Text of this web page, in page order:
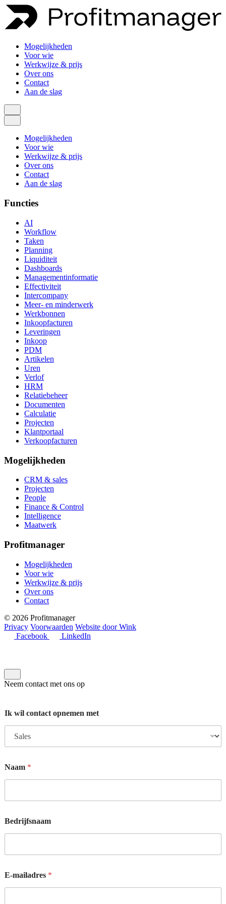
Mogelijkheden
Voor wie
Werkwijze & prijs
Over ons
Contact
Aan de slag
Mogelijkheden
Voor wie
Werkwijze & prijs
Over ons
Contact
Aan de slag
Functies
AI
Workflow
Taken
Planning
Liquiditeit
Dashboards
Managementinformatie
Effectiviteit
Intercompany
Meer- en minderwerk
Werkbonnen
Inkoopfacturen
Leveringen
Inkoop
PDM
Artikelen
Uren
Verlof
HRM
Relatiebeheer
Documenten
Calculatie
Projecten
Klantportaal
Verkoopfacturen
Mogelijkheden
CRM & sales
Projecten
People
Finance & Control
Intelligence
Maatwerk
Profitmanager
Mogelijkheden
Voor wie
Werkwijze & prijs
Over ons
Contact
© 2026 Profitmanager
Privacy Voorwaarden Website door Wink
Facebook
LinkedIn
Neem contact met ons op
Ik wil contact opnemen met
Naam *
Bedrijfsnaam
E-mailadres *